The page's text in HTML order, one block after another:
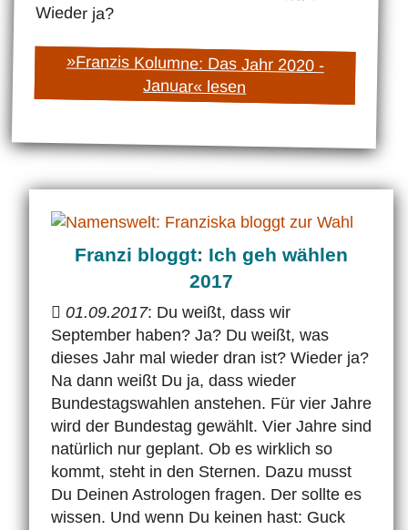
Wieder ja?
»Franzis Kolumne: Das Jahr 2020 -
Januar« lesen
Franzi bloggt: Ich geh wählen
2017
01.09.2017: Du weißt, dass wir
September haben? Ja? Du weißt, was
dieses Jahr mal wieder dran ist? Wieder ja?
Na dann weißt Du ja, dass wieder
Bundestagswahlen anstehen. Für vier Jahre
wird der Bundestag gewählt. Vier Jahre sind
natürlich nur geplant. Ob es wirklich so
kommt, steht in den Sternen. Dazu musst
Du Deinen Astrologen fragen. Der sollte es
wissen. Und wenn Du keinen hast: Guck